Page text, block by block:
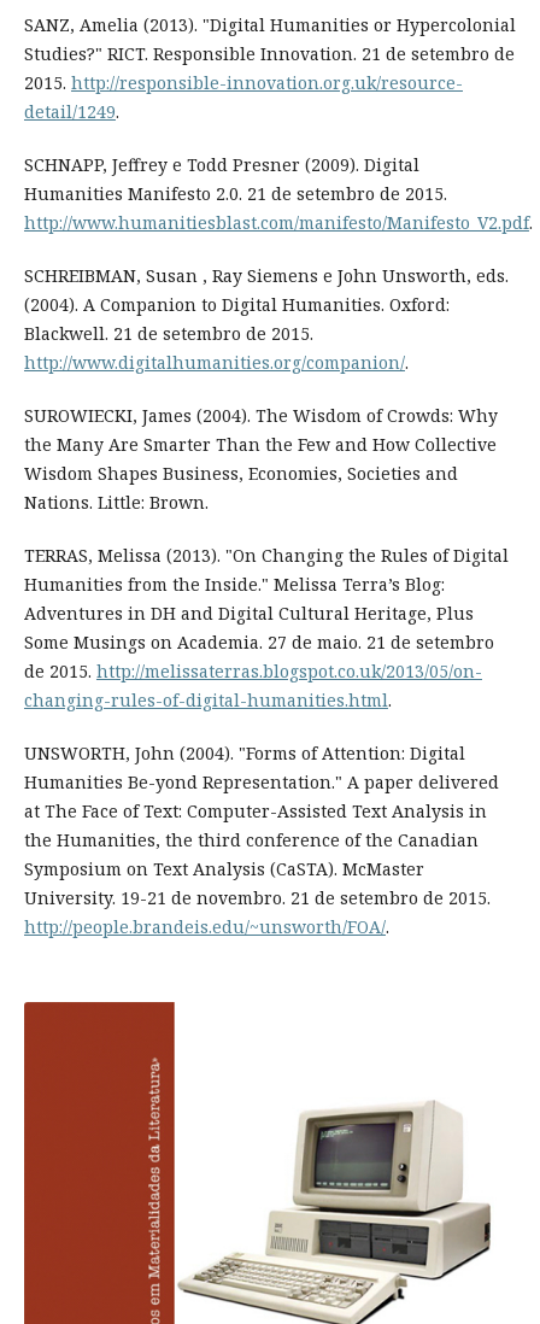
SANZ, Amelia (2013). "Digital Humanities or Hypercolonial
Studies?" RICT. Responsible Innovation. 21 de setembro de
2015. http://responsible-innovation.org.uk/resource-
detail/1249.
SCHNAPP, Jeffrey e Todd Presner (2009). Digital
Humanities Manifesto 2.0. 21 de setembro de 2015.
http://www.humanitiesblast.com/manifesto/Manifesto_V2.pdf.
SCHREIBMAN, Susan , Ray Siemens e John Unsworth, eds.
(2004). A Companion to Digital Humanities. Oxford:
Blackwell. 21 de setembro de 2015.
http://www.digitalhumanities.org/companion/.
SUROWIECKI, James (2004). The Wisdom of Crowds: Why
the Many Are Smarter Than the Few and How Collective
Wisdom Shapes Business, Economies, Societies and
Nations. Little: Brown.
TERRAS, Melissa (2013). "On Changing the Rules of Digital
Humanities from the Inside." Melissa Terra’s Blog:
Adventures in DH and Digital Cultural Heritage, Plus
Some Musings on Academia. 27 de maio. 21 de setembro
de 2015. http://melissaterras.blogspot.co.uk/2013/05/on-
changing-rules-of-digital-humanities.html.
UNSWORTH, John (2004). "Forms of Attention: Digital
Humanities Be-yond Representation." A paper delivered
at The Face of Text: Computer-Assisted Text Analysis in
the Humanities, the third conference of the Canadian
Symposium on Text Analysis (CaSTA). McMaster
University. 19-21 de novembro. 21 de setembro de 2015.
http://people.brandeis.edu/~unsworth/FOA/.